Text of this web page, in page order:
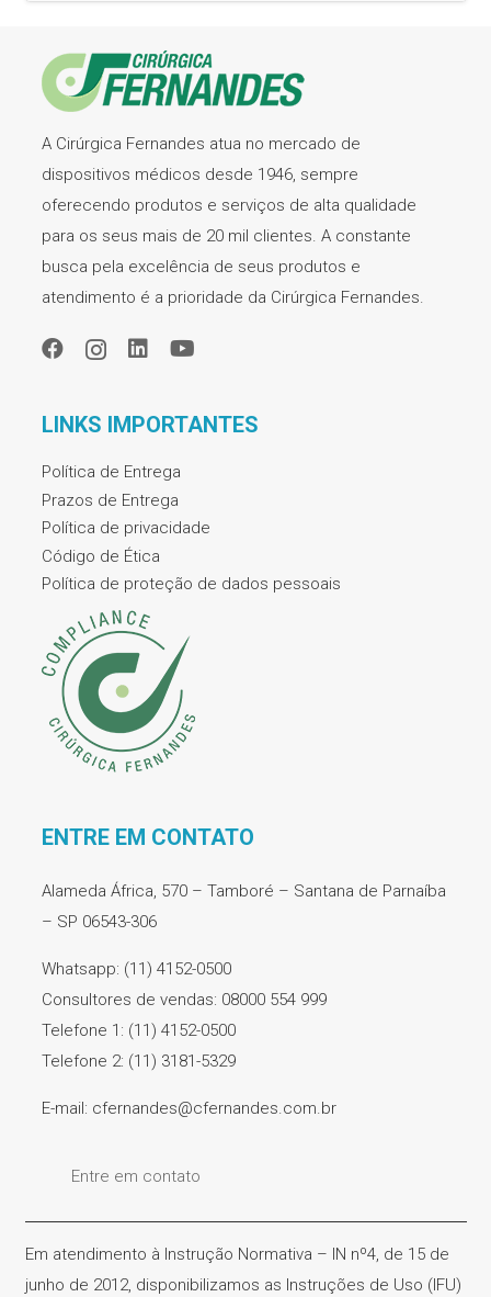
A Cirúrgica Fernandes atua no mercado de
dispositivos médicos desde 1946, sempre
oferecendo produtos e serviços de alta qualidade
para os seus mais de 20 mil clientes. A constante
busca pela excelência de seus produtos e
atendimento é a prioridade da Cirúrgica Fernandes.
LINKS IMPORTANTES
Política de Entrega
Prazos de Entrega
Política de privacidade
Código de Ética
Política de proteção de dados pessoais
ENTRE EM CONTATO
Alameda África, 570 – Tamboré – Santana de Parnaíba
– SP 06543-306
Whatsapp: (11) 4152-0500
Consultores de vendas: 08000 554 999
Telefone 1: (11) 4152-0500
Telefone 2: (11) 3181-5329
E-mail: cfernandes@cfernandes.com.br
Entre em contato
Em atendimento à Instrução Normativa – IN nº4, de 15 de
junho de 2012, disponibilizamos as Instruções de Uso (IFU)